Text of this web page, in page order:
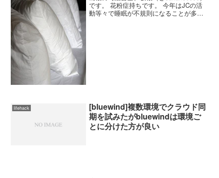
です。 花粉症持ちです。 今年はJCの活
動等々で睡眠が不規則になることが多い
lifehack
[bluewind]複数環境でクラウド同
期を試みたがbluewindは環境ご
とに分けた方が良い